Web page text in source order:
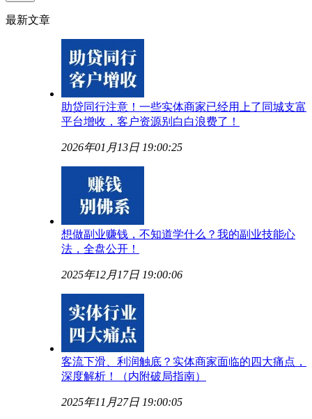
最新文章
助贷同行注意！一些实体商家已经用上了同城支富
平台增收，客户资源别白白浪费了！
2026年01月13日 19:00:25
想做副业赚钱，不知道学什么？我的副业技能心
法，全盘公开！
2025年12月17日 19:00:06
客流下滑、利润触底？实体商家面临的四大痛点，
深度解析！（内附破局指南）
2025年11月27日 19:00:05